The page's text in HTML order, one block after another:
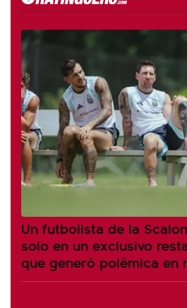
Un futbolista de la
solo en un exclusivo
que generó polémica en